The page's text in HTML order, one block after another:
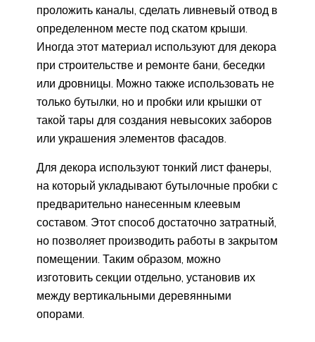
проложить каналы, сделать ливневый отвод в
определенном месте под скатом крыши.
Иногда этот материал используют для декора
при строительстве и ремонте бани, беседки
или дровницы. Можно также использовать не
только бутылки, но и пробки или крышки от
такой тары для создания невысоких заборов
или украшения элементов фасадов.
Для декора используют тонкий лист фанеры,
на который укладывают бутылочные пробки с
предварительно нанесенным клеевым
составом. Этот способ достаточно затратный,
но позволяет производить работы в закрытом
помещении. Таким образом, можно
изготовить секции отдельно, установив их
между вертикальными деревянными
опорами.